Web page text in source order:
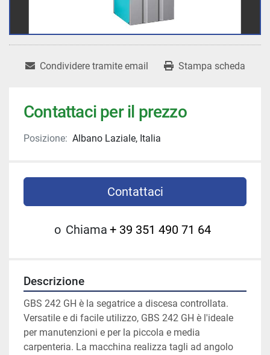
Condividere tramite email Stampa scheda
Contattaci per il prezzo
Posizione: Albano Laziale, Italia
Contattaci
o Chiama + 39 351 490 71 64
Descrizione
GBS 242 GH è la segatrice a discesa controllata.
Versatile e di facile utilizzo, GBS 242 GH è l'ideale
per manutenzioni e per la piccola e media
carpenteria. La macchina realizza tagli ad angolo